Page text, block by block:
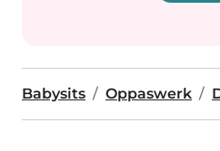
Babysits Oppaswerk